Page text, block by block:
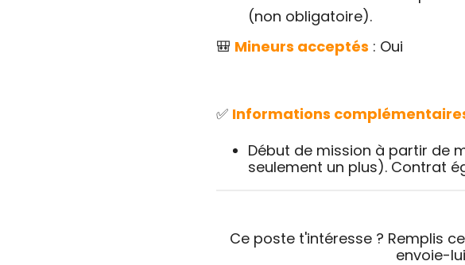
(non obligatoire).
🎒 Mineurs acceptés : Oui
✅ Informations
Début de mission à partir de
seulement un plus). Contrat
Ce poste t'intéresse ? Remplis
envoie-